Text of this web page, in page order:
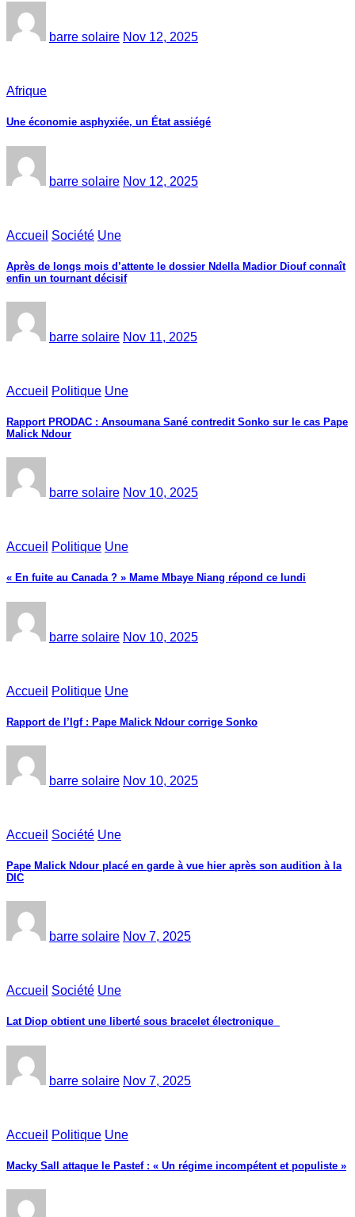
barre solaire Nov 12, 2025
Afrique
Une économie asphyxiée, un État assiégé
barre solaire Nov 12, 2025
Accueil Société Une
Après de longs mois d’attente le dossier Ndella Madior Diouf connaît
enfin un tournant décisif
barre solaire Nov 11, 2025
Accueil Politique Une
Rapport PRODAC : Ansoumana Sané contredit Sonko sur le cas Pape
Malick Ndour
barre solaire Nov 10, 2025
Accueil Politique Une
« En fuite au Canada ? » Mame Mbaye Niang répond ce lundi
barre solaire Nov 10, 2025
Accueil Politique Une
Rapport de l’Igf : Pape Malick Ndour corrige Sonko
barre solaire Nov 10, 2025
Accueil Société Une
Pape Malick Ndour placé en garde à vue hier après son audition à la
DIC
barre solaire Nov 7, 2025
Accueil Société Une
Lat Diop obtient une liberté sous bracelet électronique
barre solaire Nov 7, 2025
Accueil Politique Une
Macky Sall attaque le Pastef : « Un régime incompétent et populiste »